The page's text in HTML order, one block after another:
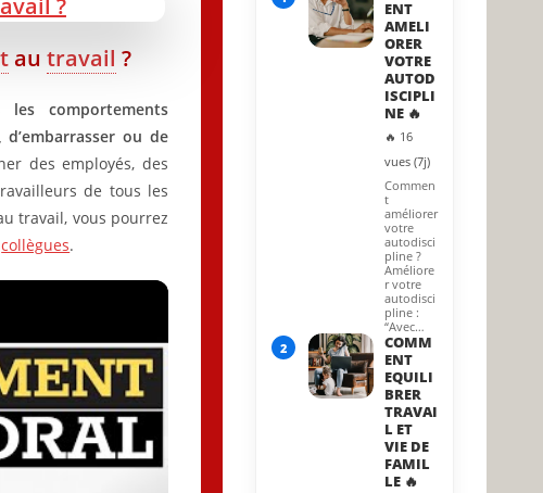
autravail ?
comportements
ou de
des employés, des
de tous les
travail, vous pourrez
collègues.
ENT
AMELI
ORER
VOTRE
AUTOD
ISCIPLI
NE 🔥
🔥 16
vues (7j)
Commen
t
améliorer
votre
autodisci
pline ?
Améliore
r votre
autodisci
pline :
“Avec…
2
COMM
ENT
EQUILI
BRER
TRAVAI
L ET
VIE DE
FAMIL
LE 🔥